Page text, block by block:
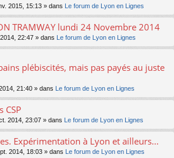
2015, 15:13 » dans Le forum de Lyon en Lignes
TRAMWAY lundi 24 Novembre 2014
22:47 » dans Le forum de Lyon en Lignes
plébiscités, mais pas payés au juste
21:40 » dans Le forum de Lyon en Lignes
CSP
2014, 23:07 » dans Le forum de Lyon en Lignes
Expérimentation à Lyon et ailleurs...
2014, 18:03 » dans Le forum de Lyon en Lignes